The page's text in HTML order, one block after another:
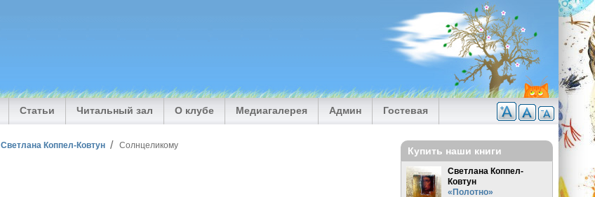
Статьи Читальный зал О клубе Медиагалерея Админ Гостевая
Светлана Коппел-Ковтун Солнцеликому
Купить наши книги
Светлана Коппел-
Ковтун
«Полотно»